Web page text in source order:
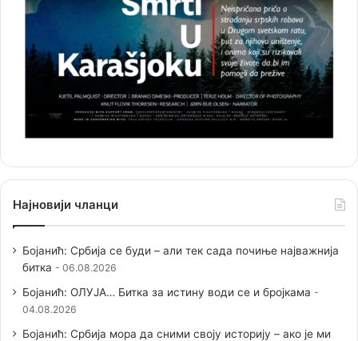
Најновији чланци
Бојанић: Србија се буди – али тек сада почиње најважнија
битка
06.08.2026
Бојанић: ОЛУЈА… Битка за истину води се и бројкама
04.08.2026
Бојанић: Србија мора да сними своју историју – ако је ми